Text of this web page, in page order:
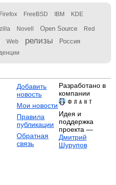
Firefox FreeBSD IBM KDE
Novell Open Source Red
Web релизы Россия
Добавить
новость
Мои новости
Правила
публикации
Обратная
связь
Разработано в
компании
Идея и
поддержка
проекта —
Дмитрий
Шурупов